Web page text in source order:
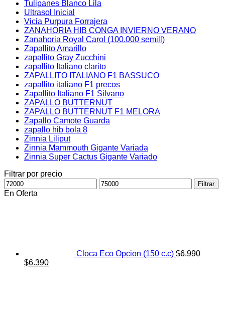
Tulipanes Blanco Lila
Ultrasol Inicial
Vicia Purpura Forrajera
ZANAHORIA HIB CONGA INVIERNO VERANO
Zanahoria Royal Carol (100.000 semill)
Zapallito Amarillo
zapallito Gray Zucchini
zapallito Italiano clarito
ZAPALLITO ITALIANO F1 BASSUCO
zapallito italiano F1 precos
Zapallito Italiano F1 Silvano
ZAPALLO BUTTERNUT
ZAPALLO BUTTERNUT F1 MELORA
Zapallo Camote Guarda
zapallo hib bola 8
Zinnia Liliput
Zinnia Mammouth Gigante Variada
Zinnia Super Cactus Gigante Variado
Filtrar por precio
Precio
mínimo
Precio
máximo
Filtrar
En Oferta
Cloca Eco Opcion (150 c.c) $6.990
El
$6.390El